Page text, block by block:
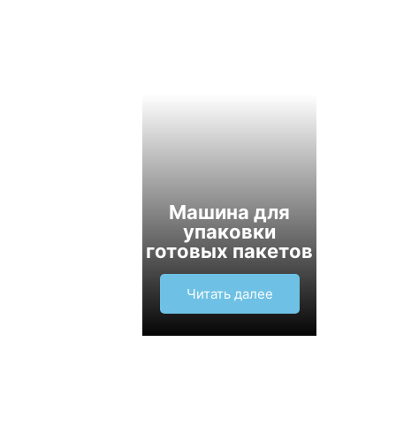
Машина для
упаковки
готовых пакетов
Читать далее